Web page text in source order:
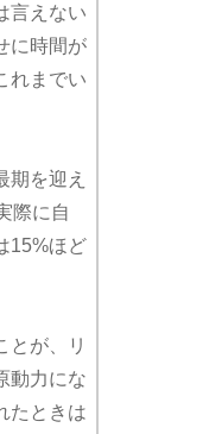
言えない
に時間が
れまでい
期を迎え
際に自
15%ほど
とが、リ
動力にな
たときは